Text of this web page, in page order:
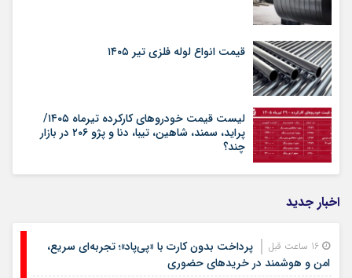
قیمت انواع لوله فلزی تیر ۱۴۰۵
لیست قیمت خودروهای کارکرده تیرماه ۱۴۰۵/
پراید، سمند، شاهین، تیبا، دنا و پژو ۲۰۶ در بازار
چند؟
اخبار جدید
پرداخت بدون کارت با «پی‌پاد»؛ تجربه‌ای سریع،
امن و هوشمند در خریدهای حضوری